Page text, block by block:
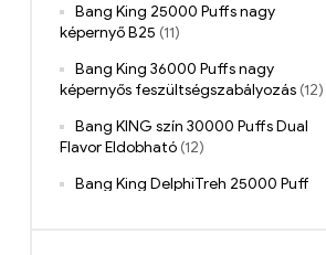
Bang King 25000 Puffs nagy
képernyő B25 (11)
Bang King 36000 Puffs nagy
képernyős feszültségszabályozás (12)
Bang KING szín 30000 Puffs Dual
Flavor Eldobható (12)
Bang King DelphiTreh 25000 Puff